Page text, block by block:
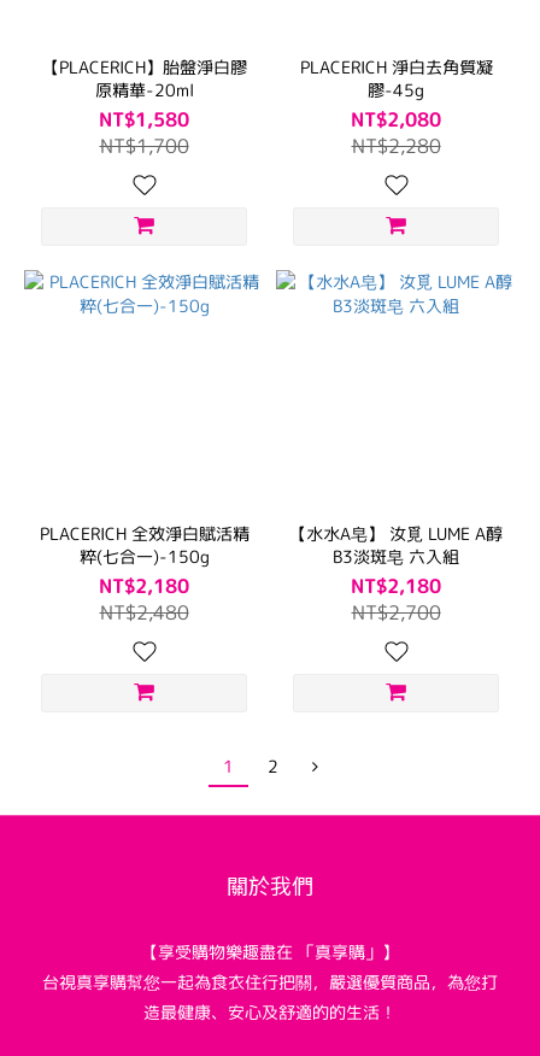
【PLACERICH】胎盤淨白膠
原精華-20ml
NT$1,580
NT$1,700
PLACERICH 淨白去角質凝
膠-45g
NT$2,080
NT$2,280
PLACERICH 全效淨白賦活精
粹(七合一)-150g
NT$2,180
NT$2,480
【水水A皂】 汝覓 LUME A醇
B3淡斑皂 六入組
NT$2,180
NT$2,700
1 2
關於我們
【享受購物樂趣盡在 「真享購」】
台視真享購幫您一起為食衣住行把關，嚴選優質商品，為您打
造最健康、安心及舒適的的生活！